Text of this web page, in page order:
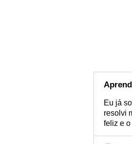
Eu já
resolvi
feliz e o